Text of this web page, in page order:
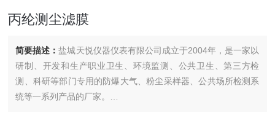
丙纶测尘滤膜
简要描述：盐城天悦仪器仪表有限公司成立于2004年，是一家以
研制、开发和生产职业卫生、环境监测、公共卫生、第三方检
测、科研等部门专用的防爆大气、粉尘采样器、公共场所检测系
统等一系列产品的厂家。